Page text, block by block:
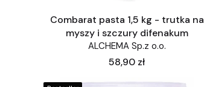
Combarat pasta 1,5 kg - trutka na
myszy i szczury difenakum
ALCHEMA Sp.z o.o.
Cena
58,90 zł